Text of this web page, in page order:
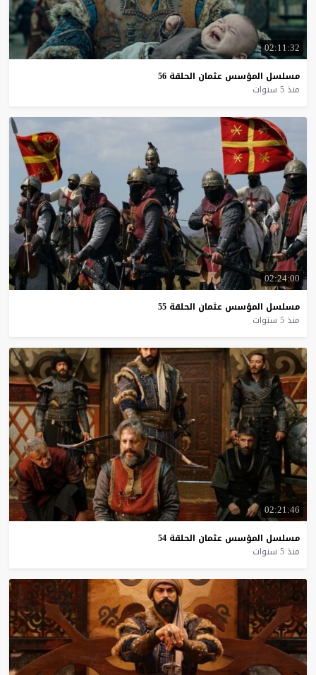
02:11:32
مسلسل المؤسس عثمان الحلقة 56
منذ 5 سنوات
02:24:00
مسلسل المؤسس عثمان الحلقة 55
منذ 5 سنوات
02:21:46
مسلسل المؤسس عثمان الحلقة 54
منذ 5 سنوات